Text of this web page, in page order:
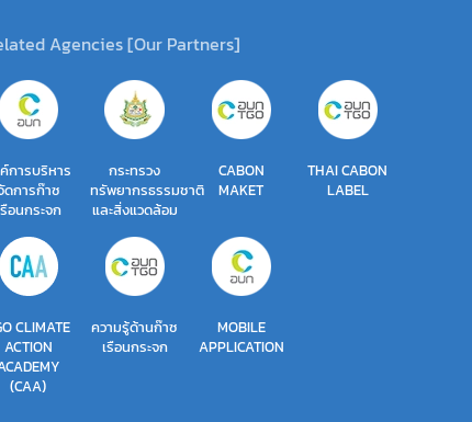
Agencies [Our Partners]
การบริหาร
ดการก๊าซ
อนกระจก
กระทรวง
ทรัพยากรธรรมชาติ
และสิ่งแวดล้อม
CABON
MAKET
THAI CABON
LABEL
CLIMATE
ACTION
(CAA)
ความรู้ด้านก๊าซ
เรือนกระจก
MOBILE
APPLICATION